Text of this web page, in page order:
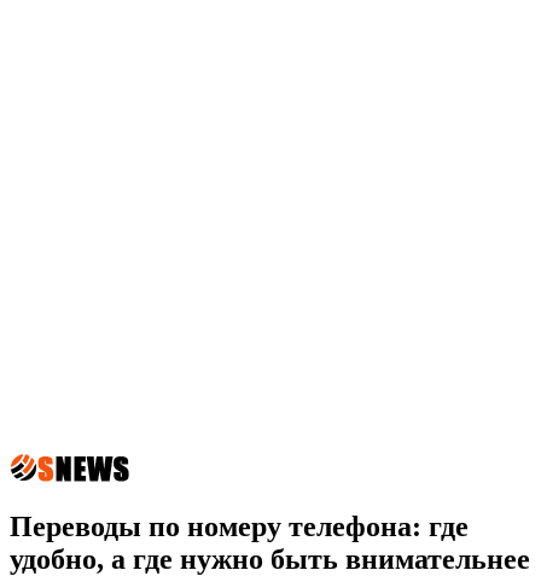
Переводы по номеру телефона: где
удобно, а где нужно быть внимательнее